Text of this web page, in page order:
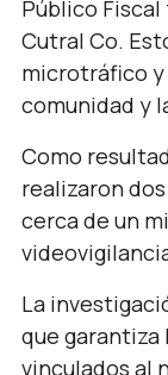
Público
Cutral Co.
microtráfico
comunidad y
Como
realizaron
cerca de un
La
que
vinculados al